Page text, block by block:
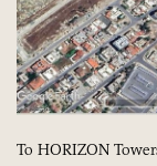
Το HORIZON Towers